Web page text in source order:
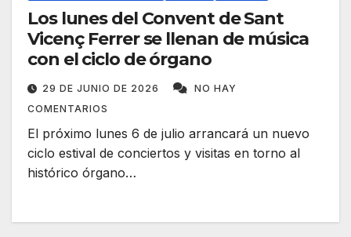
Los lunes del Convent de Sant
Vicenç Ferrer se llenan de música
con el ciclo de órgano
29 DE JUNIO DE 2026
NO HAY
COMENTARIOS
El próximo lunes 6 de julio arrancará un nuevo
ciclo estival de conciertos y visitas en torno al
histórico órgano…